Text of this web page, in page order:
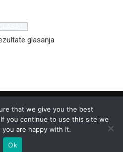
glasanja
Sremska Mitrovica
that we give you the best
you continue to use this site we
you are happy with it.
Ok